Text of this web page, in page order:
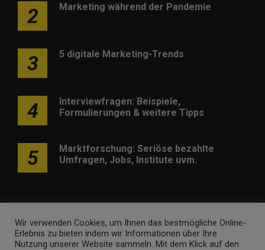
2 Marketing während der Pandemie
3 5 digitale Marketing-Trends
4
Interviewfragen: Beispiele,
Formulierungen & weitere Tipps
5
Marktforschung: Seriöse bezahlte
Umfragen, Jobs, Institute uvm.
Werben Kontakt Impressum Newsletter
Wir verwenden Cookies, um Ihnen das bestmögliche Online-
Erlebnis zu bieten indem wir Informationen über Ihre
Nutzung unserer Website sammeln. Mit dem Klick auf den